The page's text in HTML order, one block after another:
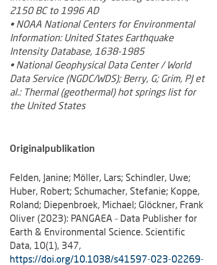
2150 BC to 1996 AD
• NOAA National Centers for Environmental
Information: United States Earthquake
Intensity Database, 1638-1985
• National Geophysical Data Center / World
Data Service (NGDC/WDS); Berry, G; Grim, PJ et
al.: Thermal (geothermal) hot springs list for
the United States
Originalpublikation
Felden, Janine; Möller, Lars; Schindler, Uwe;
Huber, Robert; Schumacher, Stefanie; Koppe,
Roland; Diepenbroek, Michael; Glöckner, Frank
Oliver (2023): PANGAEA – Data Publisher for
Earth & Environmental Science. Scientific
Data, 10(1), 347,
https://doi.org/10.1038/s41597-023-02269-